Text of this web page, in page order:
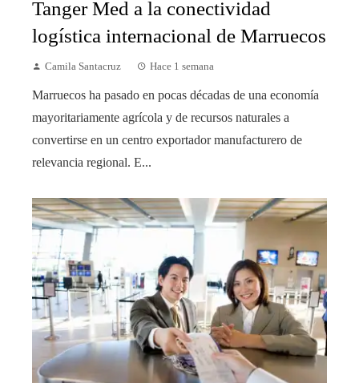
Tanger Med a la conectividad
logística internacional de Marruecos
Camila Santacruz Hace 1 semana
Marruecos ha pasado en pocas décadas de una economía
mayoritariamente agrícola y de recursos naturales a
convertirse en un centro exportador manufacturero de
relevancia regional. E...